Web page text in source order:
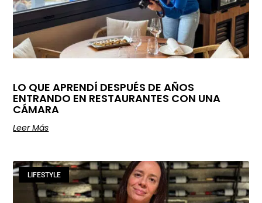
LO QUE APRENDÍ DESPUÉS DE AÑOS
ENTRANDO EN RESTAURANTES CON UNA
CÁMARA
Leer Más
LIFESTYLE